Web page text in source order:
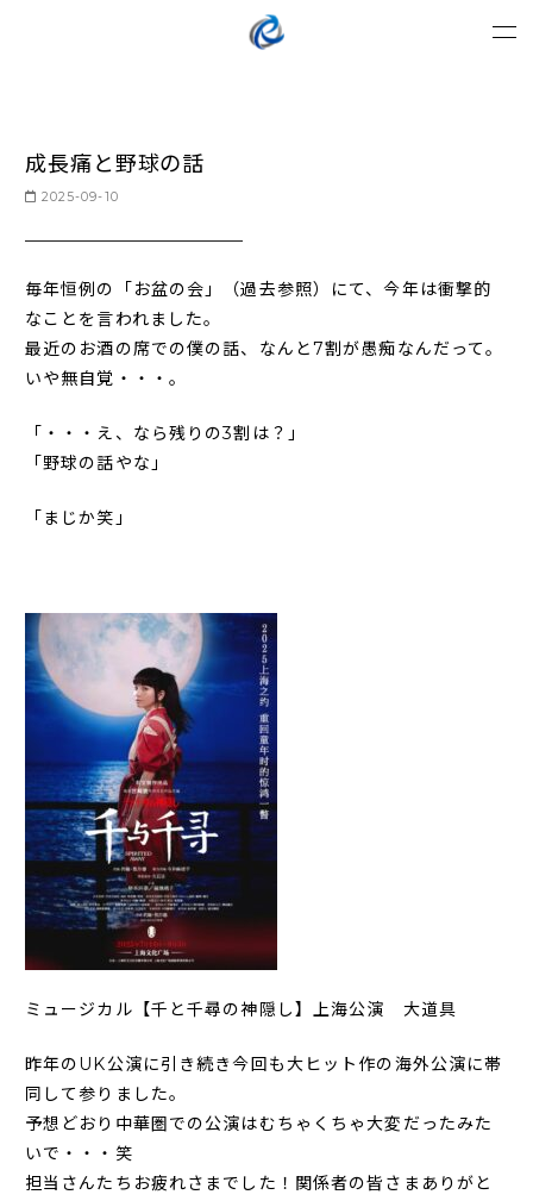
成長痛と野球の話
2025-09-10
毎年恒例の「お盆の会」（過去参照）にて、今年は衝撃的
なことを言われました。
最近のお酒の席での僕の話、なんと7割が愚痴なんだって。
いや無自覚・・・。
「・・・え、なら残りの3割は？」
「野球の話やな」
「まじか笑」
ミュージカル【千と千尋の神隠し】上海公演 大道具
昨年のUK公演に引き続き今回も大ヒット作の海外公演に帯
同して参りました。
予想どおり中華圏での公演はむちゃくちゃ大変だったみた
いで・・・笑
担当さんたちお疲れさまでした！関係者の皆さまありがと